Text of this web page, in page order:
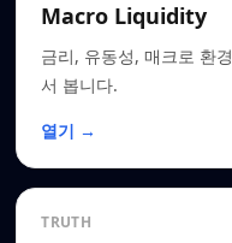
Macro Liquidity
금리, 유동성, 매크로 환
서 봅니다.
열기 →
TRUTH